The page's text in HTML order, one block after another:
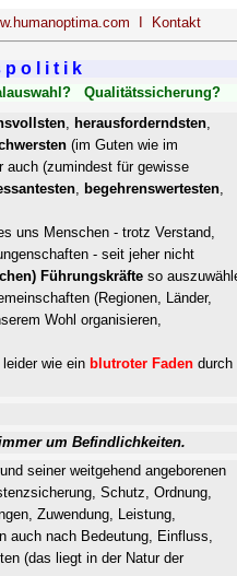
Kontakt
p o l i t i k
Qualitätssicherung?
, herausforderndsten,
(im Guten wie im
auch (zumindest für gewisse
, begehrenswertesten,
uns Menschen - trotz Verstand,
- seit jeher nicht
Führungskräfte so
(Regionen, Länder,
Wohl organisieren,
wie ein blutroter Faden durch
um Befindlichkeiten.
seiner weitgehend angeborenen
Schutz, Ordnung,
Zuwendung, Leistung,
auch nach Bedeutung, Einfluss,
(das liegt in der Natur der